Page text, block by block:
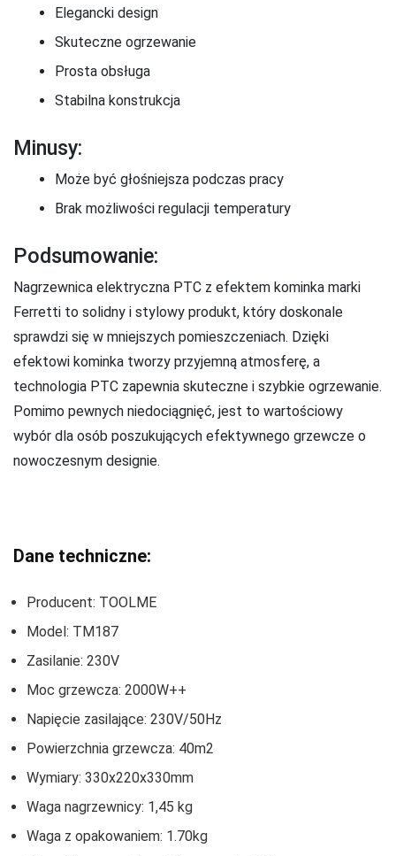
Elegancki design
Skuteczne ogrzewanie
Prosta obsługa
Stabilna konstrukcja
Minusy:
Może być głośniejsza podczas pracy
Brak możliwości regulacji temperatury
Podsumowanie:
Nagrzewnica elektryczna PTC z efektem kominka marki
Ferretti to solidny i stylowy produkt, który doskonale
sprawdzi się w mniejszych pomieszczeniach. Dzięki
efektowi kominka tworzy przyjemną atmosferę, a
technologia PTC zapewnia skuteczne i szybkie ogrzewanie.
Pomimo pewnych niedociągnięć, jest to wartościowy
wybór dla osób poszukujących efektywnego grzewcze o
nowoczesnym designie.
Dane techniczne:
Producent: TOOLME
Model: TM187
Zasilanie: 230V
Moc grzewcza: 2000W++
Napięcie zasilające: 230V/50Hz
Powierzchnia grzewcza: 40m2
Wymiary: 330x220x330mm
Waga nagrzewnicy: 1,45 kg
Waga z opakowaniem: 1.70kg